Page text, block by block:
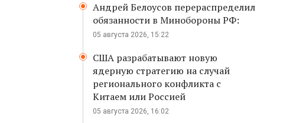
Андрей Белоусов перераспределил
обязанности в Минобороны РФ:
05 августа 2026, 15:22
США разрабатывают новую
ядерную стратегию на случай
регионального конфликта с
Китаем или Россией
05 августа 2026, 16:02